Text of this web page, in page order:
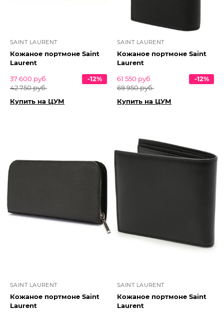
SAINT LAURENT
Кожаное портмоне Saint
Laurent
37 600 руб.
42 750 руб.
-12%
Купить на ЦУМ
SAINT LAURENT
Кожаное портмоне Saint
Laurent
61 550 руб.
69 950 руб.
-12%
Купить на ЦУМ
SAINT LAURENT
Кожаное портмоне Saint
Laurent
SAINT LAURENT
Кожаное портмоне Saint
Laurent